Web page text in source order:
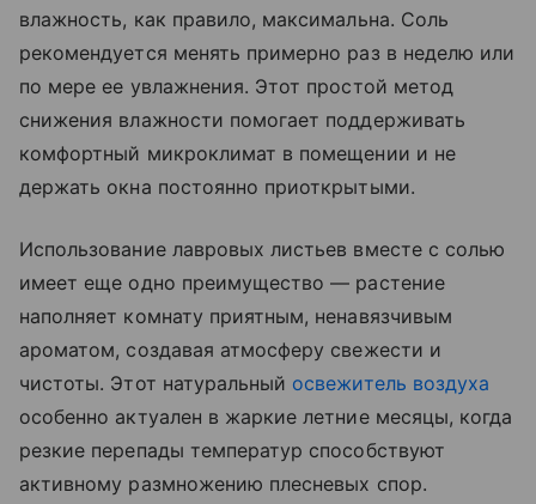
влажность, как правило, максимальна. Соль
рекомендуется менять примерно раз в неделю или
по мере ее увлажнения. Этот простой метод
снижения влажности помогает поддерживать
комфортный микроклимат в помещении и не
держать окна постоянно приоткрытыми.
Использование лавровых листьев вместе с солью
имеет еще одно преимущество — растение
наполняет комнату приятным, ненавязчивым
ароматом, создавая атмосферу свежести и
чистоты. Этот натуральный освежитель воздуха
особенно актуален в жаркие летние месяцы, когда
резкие перепады температур способствуют
активному размножению плесневых спор.